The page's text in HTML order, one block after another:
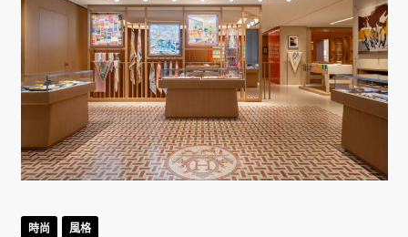
時尚 風格